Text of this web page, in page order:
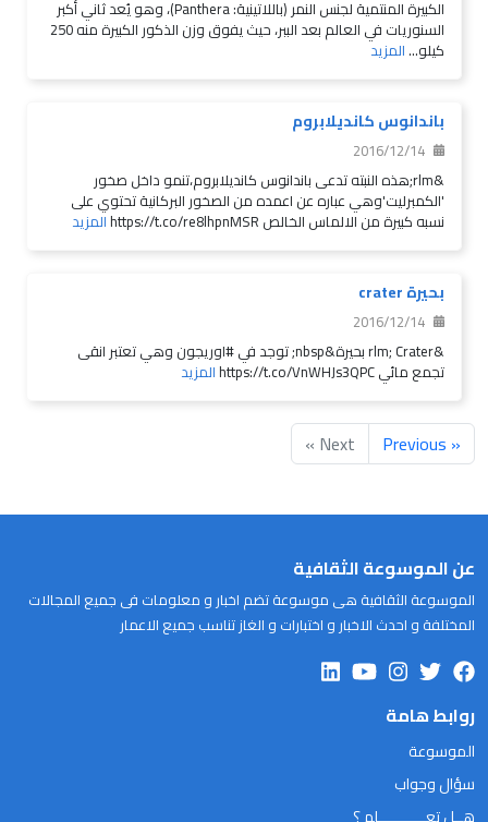
الكبيرة المنتمية لجنس النمر (باللاتينية: Panthera)، وهو يُعد ثاني أكبر
السنوريات في العالم بعد الببر، حيث يفوق وزن الذكور الكبيرة منه 250
كيلو...المزيد
باندانوس كانديلابروم
2016/12/14
&rlm;هذه النبته تدعى باندانوس كانديلابروم،تنمو داخل صخور
'الكمبرليت'وهي عباره عن اعمده من الصخور البركانية تحتوي على
نسبه كبيرة من الالماس الخالص https://t.co/re8lhpnMSR المزيد
بحيرة crater
2016/12/14
&rlm; Crater بحيرة&nbsp; توجد في #اوريجون وهي تعتبر انقى
تجمع مائي https://t.co/VnWHJs3QPC المزيد
« Previous
Next »
عن الموسوعة الثقافية
الموسوعة الثقافية هى موسوعة تضم اخبار و معلومات فى جميع المجالات
المختلفة و احدث الاخبار و اختبارات و الغاز تناسب جميع الاعمار
روابط هامة
الموسوعة
سؤال وجواب